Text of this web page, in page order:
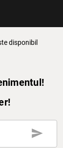
disponibil
send